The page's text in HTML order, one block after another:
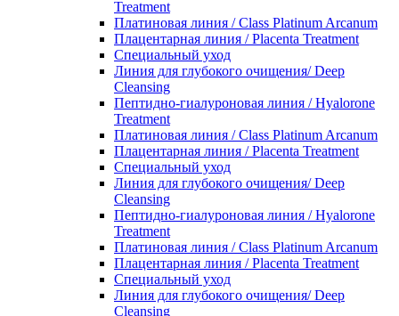
Treatment
Платиновая линия / Class Platinum Arcanum
Плацентарная линия / Placenta Treatment
Специальный уход
Линия для глубокого очищения/ Deep
Cleansing
Пептидно-гиалуроновая линия / Hyalorone
Treatment
Платиновая линия / Class Platinum Arcanum
Плацентарная линия / Placenta Treatment
Специальный уход
Линия для глубокого очищения/ Deep
Cleansing
Пептидно-гиалуроновая линия / Hyalorone
Treatment
Платиновая линия / Class Platinum Arcanum
Плацентарная линия / Placenta Treatment
Специальный уход
Линия для глубокого очищения/ Deep
Cleansing